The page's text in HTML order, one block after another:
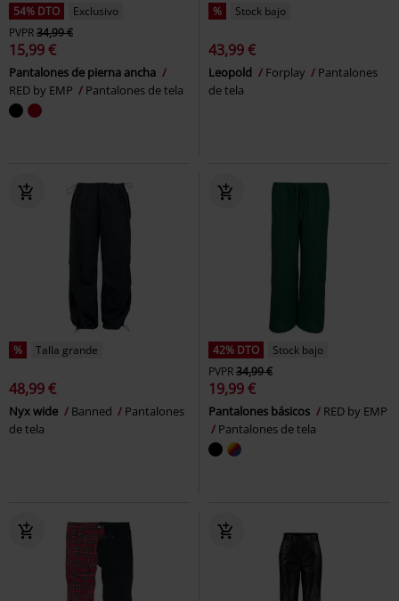
54% DTO
Exclusivo
PVPR34,99 €
15,99 €
Pantalones de pierna ancha
RED by EMP
Pantalones de tela
% Stock bajo
43,99 €
Leopold Forplay
Pantalones
de tela
% Talla grande
48,99 €
Nyx wide Banned
Pantalones
de tela
42% DTO
Stock bajo
PVPR34,99 €
19,99 €
Pantalones básicos
RED by EMP
Pantalones de tela